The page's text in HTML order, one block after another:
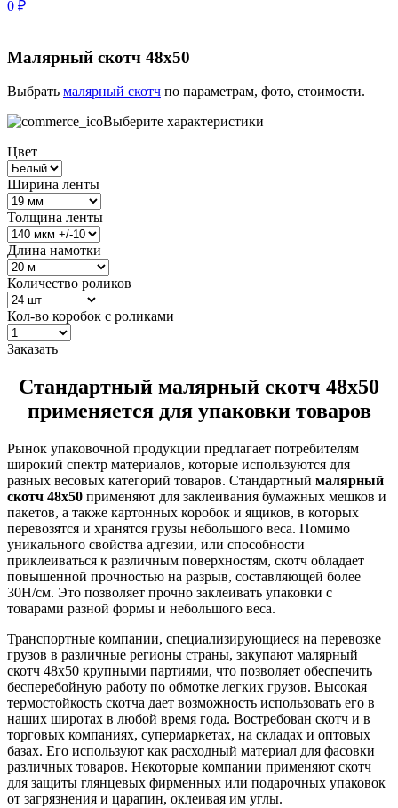
0 ₽
Малярный скотч 48х50
Выбрать малярный скотч по параметрам, фото, стоимости.
Выберите характеристики
Цвет
Ширина ленты
Толщина ленты
Длина намотки
Количество роликов
Кол-во коробок с роликами
Заказать
Стандартный малярный скотч 48х50
применяется для упаковки товаров
Рынок упаковочной продукции предлагает потребителям
широкий спектр материалов, которые используются для
разных весовых категорий товаров. Стандартный малярный
скотч 48х50 применяют для заклеивания бумажных мешков и
пакетов, а также картонных коробок и ящиков, в которых
перевозятся и хранятся грузы небольшого веса. Помимо
уникального свойства адгезии, или способности
приклеиваться к различным поверхностям, скотч обладает
повышенной прочностью на разрыв, составляющей более
30Н/см. Это позволяет прочно заклеивать упаковки с
товарами разной формы и небольшого веса.
Транспортные компании, специализирующиеся на перевозке
грузов в различные регионы страны, закупают малярный
скотч 48х50 крупными партиями, что позволяет обеспечить
бесперебойную работу по обмотке легких грузов. Высокая
термостойкость скотча дает возможность использовать его в
наших широтах в любой время года. Востребован скотч и в
торговых компаниях, супермаркетах, на складах и оптовых
базах. Его используют как расходный материал для фасовки
различных товаров. Некоторые компании применяют скотч
для защиты глянцевых фирменных или подарочных упаковок
от загрязнения и царапин, оклеивая им углы.